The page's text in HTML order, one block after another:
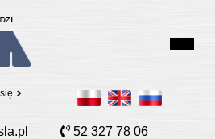
52 327 78 06